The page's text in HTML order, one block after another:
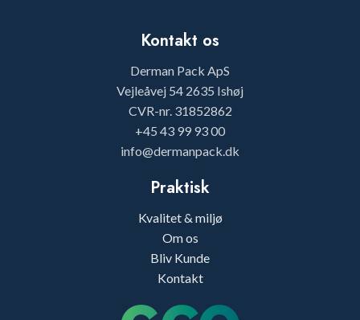
Kontakt os
Derman Pack ApS
Vejleåvej 54 2635 Ishøj
CVR-nr. 31852862
+45 43 99 93 00
info@dermanpack.dk
Praktisk
Kvalitet & miljø
Om os
Bliv Kunde
Kontakt